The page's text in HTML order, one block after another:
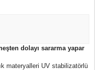
dolayı sararma yapar
materyalleri UV stabilizatörlü